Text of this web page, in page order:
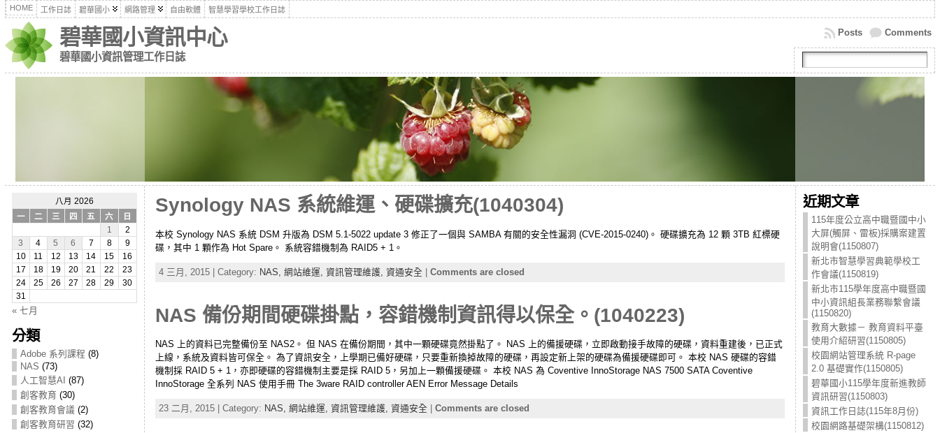
HOME 工作日誌 碧華國小 網路管理 自由軟體 智慧學習學校工作日誌
碧華國小資訊中心
碧華國小資訊管理工作日誌
Comments
Posts
八月 2026
一
二 三 四 五 六
日
1
2
3
4 5 6 7 8
9
10
11 12 13 14 15
16
17
18 19 20 21 22
23
24
25 26 27 28 29
30
31
« 七月
分類
Adobe 系列課程 (8)
NAS (73)
人工智慧AI (87)
創客教育 (30)
創客教育會議 (2)
創客教育研習 (32)
Synology NAS 系統維運、硬碟擴充(1040304)
本校 Synology NAS 系統 DSM 升版為 DSM 5.1-5022 update 3 修正了一個與 SAMBA 有關的安全性漏洞 (CVE-2015-0240)。 硬碟擴充為 12 顆 3TB 紅標硬
碟，其中 1 顆作為 Hot Spare。 系統容錯機制為 RAID5 + 1。
4 三月, 2015 | Category: NAS, 網站維運, 資訊管理維護, 資通安全 | Comments are closed
NAS 備份期間硬碟掛點，容錯機制資訊得以保全。(1040223)
NAS 上的資料已完整備份至 NAS2。 但 NAS 在備份期間，其中一顆硬碟竟然掛點了。 NAS 上的備援硬碟，立即啟動接手故障的硬碟，資料重建後，已正式
上線，系統及資料皆可保全。 為了資訊安全，上學期已備好硬碟，只要重新換掉故障的硬碟，再設定新上架的硬碟為備援硬碟即可。 本校 NAS 硬碟的容錯
機制採 RAID 5 + 1，亦即硬碟的容錯機制主要是採 RAID 5，另加上一顆備援硬碟。 本校 NAS 為 Coventive InnoStorage NAS 7500 SATA Coventive
InnoStorage 全系列 NAS 使用手冊 The 3ware RAID controller AEN Error Message Details
23 二月, 2015 | Category: NAS, 網站維運, 資訊管理維護, 資通安全 Comments are closed
近期文章
115年度公立高中職暨國中小
大屏(觸屏、雷板)採購案建置
說明會(1150807)
新北市智慧學習典範學校工
作會議(1150819)
新北市115學年度高中職暨國
中小資訊組長業務聯繫會議
(1150820)
教育大數據－ 教育資料平臺
使用介紹研習(1150805)
校園網站管理系統 R-page
2.0 基礎實作(1150805)
碧華國小115學年度新進教師
資訊研習(1150803)
資訊工作日誌(115年8月份)
校園網路基礎架構(1150812)